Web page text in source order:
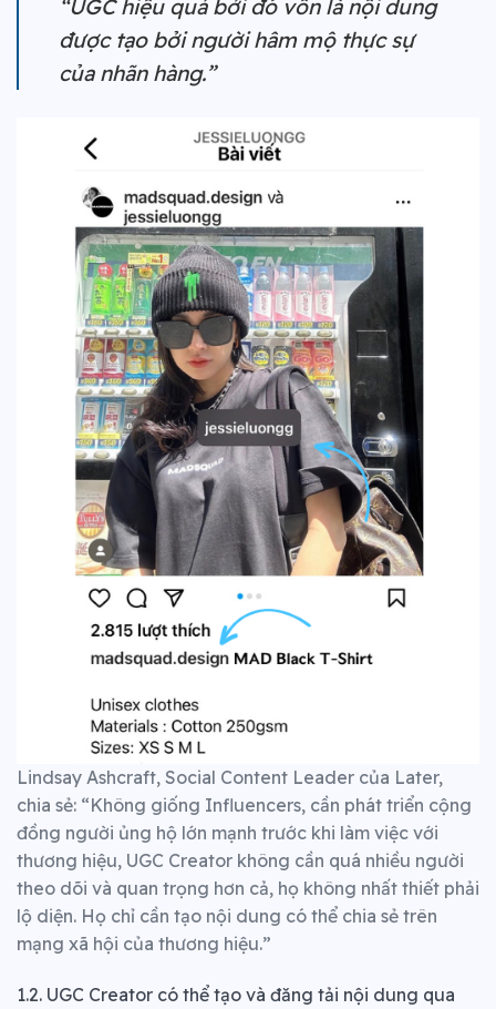
“UGC hiệu quả bởi đó vốn là nội dung
được tạo bởi người hâm mộ thực sự
của nhãn hàng.”
Lindsay Ashcraft, Social Content Leader của Later,
chia sẻ: “Không giống Influencers, cần phát triển cộng
đồng người ủng hộ lớn mạnh trước khi làm việc với
thương hiệu, UGC Creator không cần quá nhiều người
theo dõi và quan trọng hơn cả, họ không nhất thiết phải
lộ diện. Họ chỉ cần tạo nội dung có thể chia sẻ trên
mạng xã hội của thương hiệu.”
1.2. UGC Creator có thể tạo và đăng tải nội dung qua